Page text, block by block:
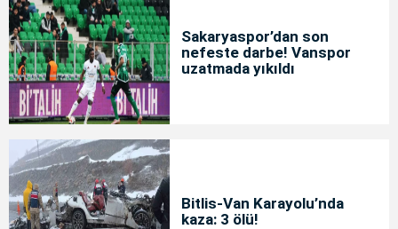
Sakaryaspor’dan son
nefeste darbe! Vanspor
uzatmada yıkıldı
Bitlis-Van Karayolu’nda
kaza: 3 ölü!